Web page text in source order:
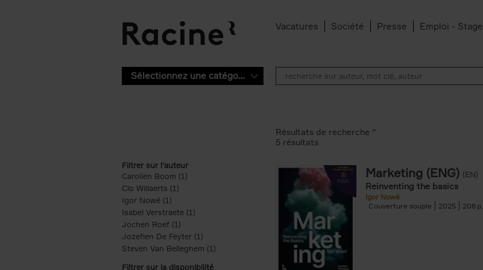
Vacatures Société Presse Emploi - Stage
Sélectionnez une catégorie
Filtrer sur l'auteur
Carolien Boom (1)
Clo Willaerts (1)
Igor Nowé (1)
Isabel Verstraete (1) Apply Isabel Verstraete filter
Jochen Roef (1)
Jozefien De Feyter (1) Apply Jozefien De Feyter filter
Steven Van Belleghem (1) Apply Steven Van Belleghem filter
Filtrer sur la disponibilité
Résultats de recherche ''
5 résultats
Marketing (ENG) (EN)
Reinventing the basics
Igor Nowé
Couverture souple
2025 208